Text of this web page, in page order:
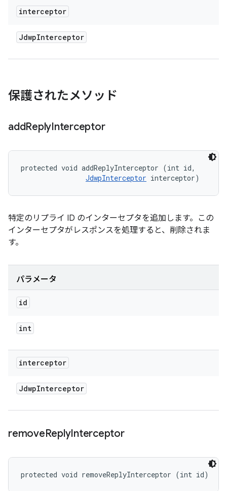
interceptor
JdwpInterceptor
保護されたメソッド
addReplyInterceptor
protected void addReplyInterceptor (int id,
JdwpInterceptor interceptor)
特定のリプライ ID のインターセプタを追加します。この
インターセプタがレスポンスを処理すると、削除されま
す。
パラメータ
id
int
interceptor
JdwpInterceptor
removeReplyInterceptor
protected void removeReplyInterceptor (int id)